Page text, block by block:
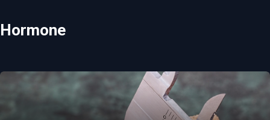
Hormone